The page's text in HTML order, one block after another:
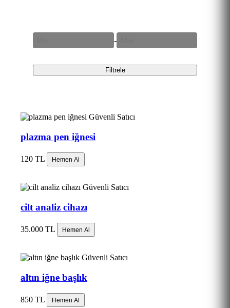
-
Filtrele
Güvenli Satıcı
plazma pen iğnesi
120 TL Hemen Al
Güvenli Satıcı
cilt analiz cihazı
35.000 TL Hemen Al
Güvenli Satıcı
altın iğne başlık
850 TL Hemen Al